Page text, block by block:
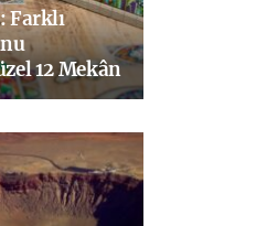
Farklı
12 Mekân